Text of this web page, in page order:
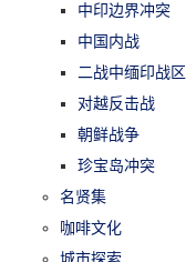
中印边界冲突
中国内战
二战中缅印战区
对越反击战
朝鲜战争
珍宝岛冲突
名贤集
咖啡文化